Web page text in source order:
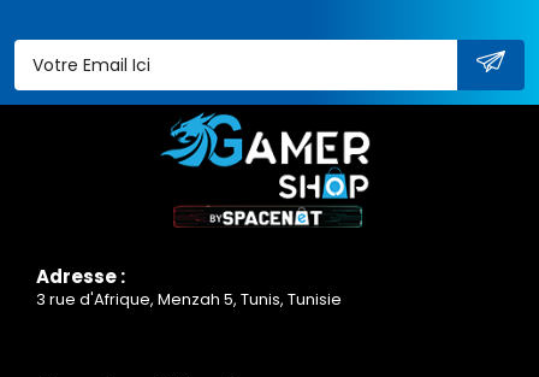
Adresse :
3 rue d'Afrique, Menzah 5, Tunis, Tunisie